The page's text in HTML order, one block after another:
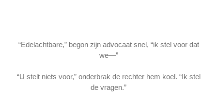
“Edelachtbare,” begon zijn advocaat snel, “ik stel voor dat
we—”
“U stelt niets voor,” onderbrak de rechter hem koel. “Ik stel
de vragen.”